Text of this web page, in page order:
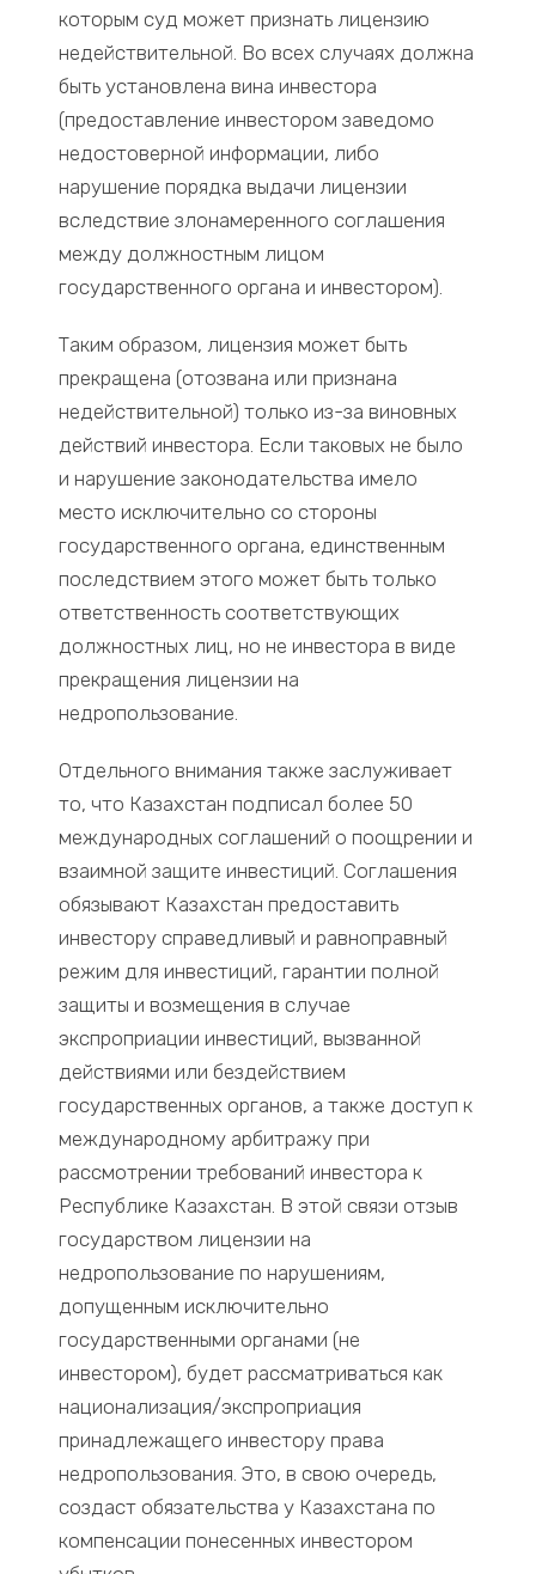
которым суд может признать лицензию
недействительной. Во всех случаях должна
быть установлена вина инвестора
(предоставление инвестором заведомо
недостоверной информации, либо
нарушение порядка выдачи лицензии
вследствие злонамеренного соглашения
между должностным лицом
государственного органа и инвестором).
Таким образом, лицензия может быть
прекращена (отозвана или признана
недействительной) только из-за виновных
действий инвестора. Если таковых не было
и нарушение законодательства имело
место исключительно со стороны
государственного органа, единственным
последствием этого может быть только
ответственность соответствующих
должностных лиц, но не инвестора в виде
прекращения лицензии на
недропользование.
Отдельного внимания также заслуживает
то, что Казахстан подписал более 50
международных соглашений о поощрении и
взаимной защите инвестиций. Соглашения
обязывают Казахстан предоставить
инвестору справедливый и равноправный
режим для инвестиций, гарантии полной
защиты и возмещения в случае
экспроприации инвестиций, вызванной
действиями или бездействием
государственных органов, а также доступ к
международному арбитражу при
рассмотрении требований инвестора к
Республике Казахстан. В этой связи отзыв
государством лицензии на
недропользование по нарушениям,
допущенным исключительно
государственными органами (не
инвестором), будет рассматриваться как
национализация/экспроприация
принадлежащего инвестору права
недропользования. Это, в свою очередь,
создаст обязательства у Казахстана по
компенсации понесенных инвестором